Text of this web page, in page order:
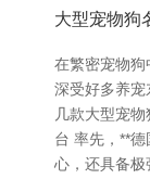
大型宠物狗
在繁密宠物
深受好多养
几款大型宠
台 率先，**
心，还具备极